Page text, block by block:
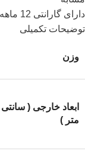
دارای گارانتی 12 ماهه شرکتی و خدمات پس از فروش 60 ماهه
توضیحات تکمیلی
وزن
ابعاد خارجی ( سانتی
متر )